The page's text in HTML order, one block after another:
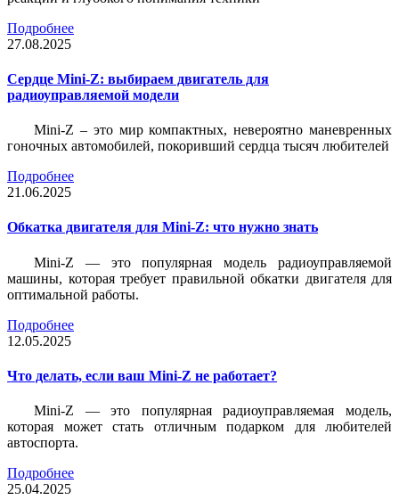
Подробнее
27.08.2025
Сердце Mini-Z: выбираем двигатель для
радиоуправляемой модели
Mini-Z – это мир компактных, невероятно маневренных
гоночных автомобилей, покоривший сердца тысяч любителей
Подробнее
21.06.2025
Обкатка двигателя для Mini-Z: что нужно знать
Mini-Z — это популярная модель радиоуправляемой
машины, которая требует правильной обкатки двигателя для
оптимальной работы.
Подробнее
12.05.2025
Что делать, если ваш Mini-Z не работает?
Mini-Z — это популярная радиоуправляемая модель,
которая может стать отличным подарком для любителей
автоспорта.
Подробнее
25.04.2025